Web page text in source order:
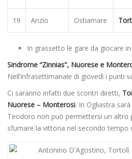
19 Anzio Ostiamare
In grassetto le gare da giocare in
Sindrome “Zinnias”, Nuorese e
Nell’infrasettimanale di giovedì i punti
Ci saranno infatti due scontri diretti,
Nuorese – Monterosi. In Ogliastra
Teodoro non può permettersi un altro
sfumare la vittoria nel secondo tempo